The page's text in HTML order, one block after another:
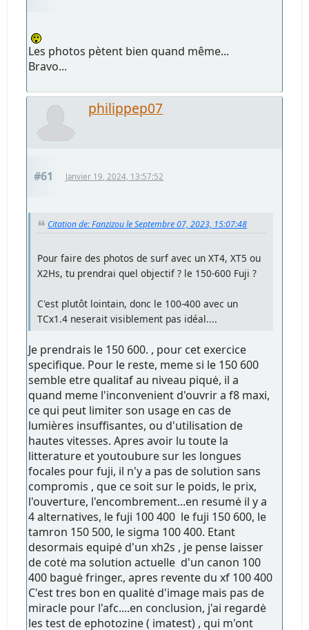
Les photos pètent bien quand même...
Bravo...
philippep07
#61 Janvier 19, 2024, 13:57:52
Citation de: Fanzizou le Septembre 07, 2023, 15:07:48
Pour faire des photos de surf avec un XT4, XT5 ou
X2Hs, tu prendrai quel objectif ? le 150-600 Fuji ?
C'est plutôt lointain, donc le 100-400 avec un
TCx1.4 neserait visiblement pas idéal....
Je prendrais le 150 600. , pour cet exercice
specifique. Pour le reste, meme si le 150 600
semble etre qualitaf au niveau piquė, il a
quand meme l'inconvenient d'ouvrir a f8 maxi,
ce qui peut limiter son usage en cas de
lumières insuffisantes, ou d'utilisation de
hautes vitesses. Apres avoir lu toute la
litterature et youtoubure sur les longues
focales pour fuji, il n'y a pas de solution sans
compromis , que ce soit sur le poids, le prix,
l'ouverture, l'encombrement...en resumė il y a
4 alternatives, le fuji 100 400 le fuji 150 600, le
tamron 150 500, le sigma 100 400. Etant
desormais equipė d'un xh2s , je pense laisser
de cotė ma solution actuelle d'un canon 100
400 baguė fringer., apres revente du xf 100 400
C'est tres bon en qualitė d'image mais pas de
miracle pour l'afc....en conclusion, j'ai regardė
les test de ephotozine ( imatest) , qui m'ont